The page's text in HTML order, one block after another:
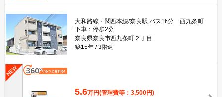
大和路線・関西本線/奈良駅 バス16分 西九条町
下車：停歩2分
奈良県奈良市西九条町２丁目
築15年
3階建
5.6万円(管理費等：3,500円)